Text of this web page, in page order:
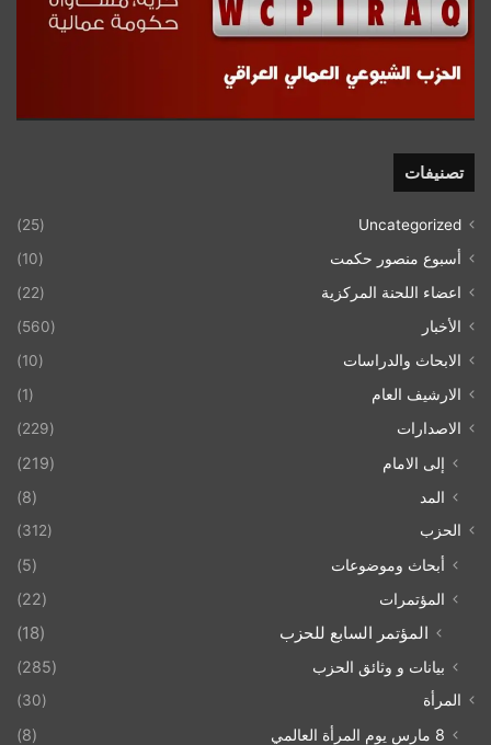
تصنيفات
Uncategorized
(25)
أسبوع منصور حكمت
(10)
اعضاء اللحنة المركزية
(22)
الأخبار
(560)
الابحاث والدراسات
(10)
الارشيف العام
(1)
الاصدارات
(229)
إلى الامام
(219)
المد
(8)
الحزب (312)
أبحاث وموضوعات
(5)
المؤتمرات
(22)
المؤتمر السابع للحزب (18)
بيانات و وثائق الحزب (285)
المرأة (30)
8 مارس يوم المرأة العالمي (8)